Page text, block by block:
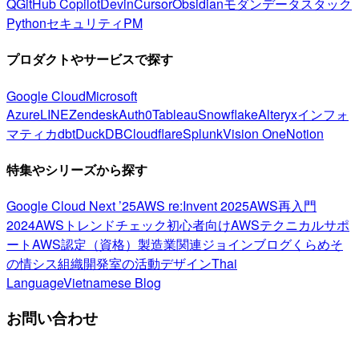
QGitHub CopilotDevinCursorObsidianモダンデータスタック
PythonセキュリティPM
プロダクトやサービスで探す
Google CloudMicrosoft
AzureLINEZendeskAuth0TableauSnowflakeAlteryxインフォ
マティカdbtDuckDBCloudflareSplunkVision OneNotion
特集やシリーズから探す
Google Cloud Next ’25AWS re:Invent 2025AWS再入門
2024AWSトレンドチェック初心者向けAWSテクニカルサポ
ートAWS認定（資格） 製造業関連ジョインブログくらめそ
の情シス組織開発室の活動デザインThai
LanguageVietnamese Blog
お問い合わせ